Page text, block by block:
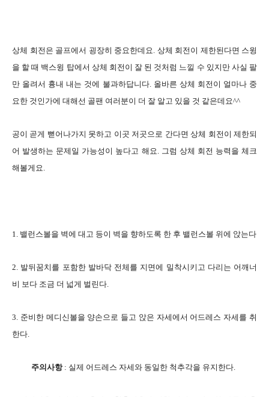
상체 회전은 골프에서 굉장히 중요한데요. 상체 회전이 제한된다면 스윙
을 할 때 백스윙 탑에서 상체 회전이 잘 된 것처럼 느낄 수 있지만 사실 팔
만 올려서 흉내 내는 것에 불과하답니다. 올바른 상체 회전이 얼마나 중
요한 것인가에 대해선 골팬 여러분이 더 잘 알고 있을 것 같은데요^^
공이 곧게 뻗어나가지 못하고 이곳 저곳으로 간다면 상체 회전이 제한되
어 발생하는 문제일 가능성이 높다고 해요. 그럼 상체 회전 능력을 체크
해볼게요.
1. 밸런스볼을 벽에 대고 등이 벽을 향하도록 한 후 밸런스볼 위에 앉는다
2. 발뒤꿈치를 포함한 발바닥 전체를 지면에 밀착시키고 다리는 어깨너
비 보다 조금 더 넓게 벌린다.
3. 준비한 메디신볼을 양손으로 들고 앉은 자세에서 어드레스 자세를 취
한다.
주의사항 : 실제 어드레스 자세와 동일한 척추각을 유지한다.